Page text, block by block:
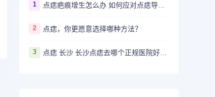
1 点痣疤痕增生怎么办 如何应对点痣导致的疤痕增生
2 点痣，你更愿意选择哪种方法？
3 点痣 长沙 长沙点痣去哪个正规医院好？推荐5家口碑超棒且价格实惠的好医院